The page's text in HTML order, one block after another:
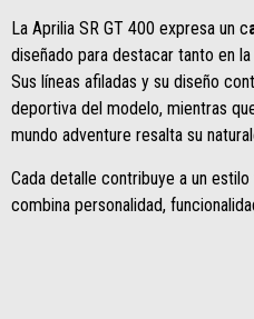
La Aprilia SR GT 400 expresa un c
diseñado para destacar tanto en
Sus líneas afiladas y su diseño
deportiva del modelo, mientras
mundo adventure resalta su
Cada detalle contribuye a un
combina personalidad,